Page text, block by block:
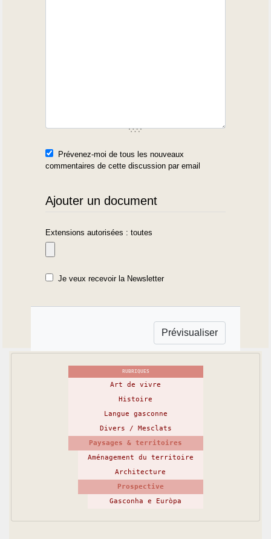
Prévenez-moi de tous les nouveaux
commentaires de cette discussion par email
Ajouter un document
Extensions autorisées : toutes
Je veux recevoir la Newsletter
RUBRIQUES
Art de vivre
Histoire
Langue gasconne
Divers / Mesclats
Paysages & territoires
Aménagement du territoire
Architecture
Prospective
Gasconha e Euròpa